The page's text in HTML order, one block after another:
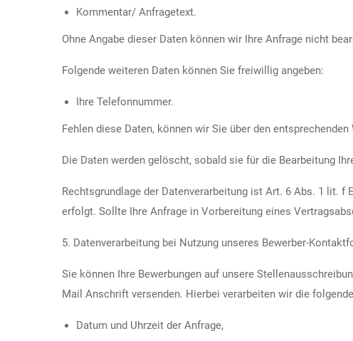
Kommentar/ Anfragetext.
Ohne Angabe dieser Daten können wir Ihre Anfrage nicht
Folgende weiteren Daten können Sie freiwillig angeben:
Ihre Telefonnummer.
Fehlen diese Daten, können wir Sie über den
Die Daten werden gelöscht, sobald sie für die Bearbeitung
Rechtsgrundlage der Datenverarbeitung ist Art. 6 Abs. 1 lit. f
erfolgt. Sollte Ihre Anfrage in Vorbereitung eines
5. Datenverarbeitung bei Nutzung unseres Bewerber-
Sie können Ihre Bewerbungen auf unsere
Mail Anschrift versenden. Hierbei verarbeiten wir die
Datum und Uhrzeit der Anfrage,